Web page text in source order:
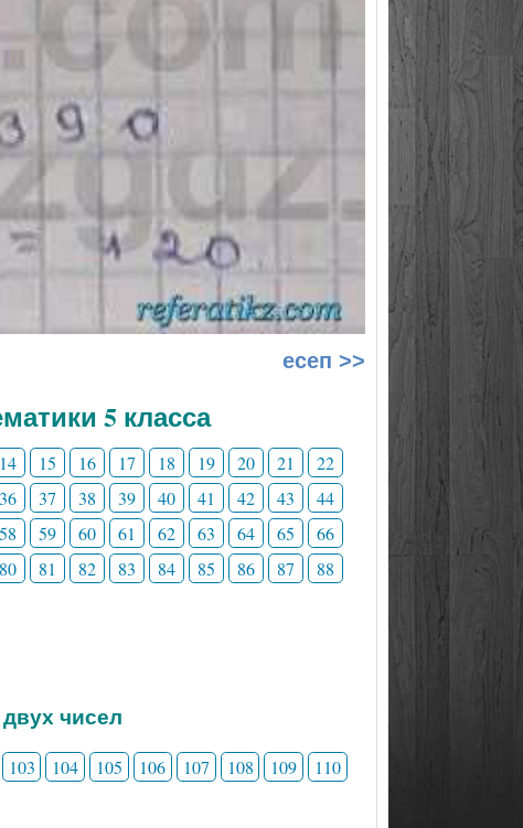
есеп >>
5 класса
14 15 16 17 18 19 20 21
22
36 37 38 39 40 41 42 43
44
58 59 60 61 62 63 64 65
66
80 81 82 83 84 85 86 87
88
чисел
103 104 105 106 107 108 109 110